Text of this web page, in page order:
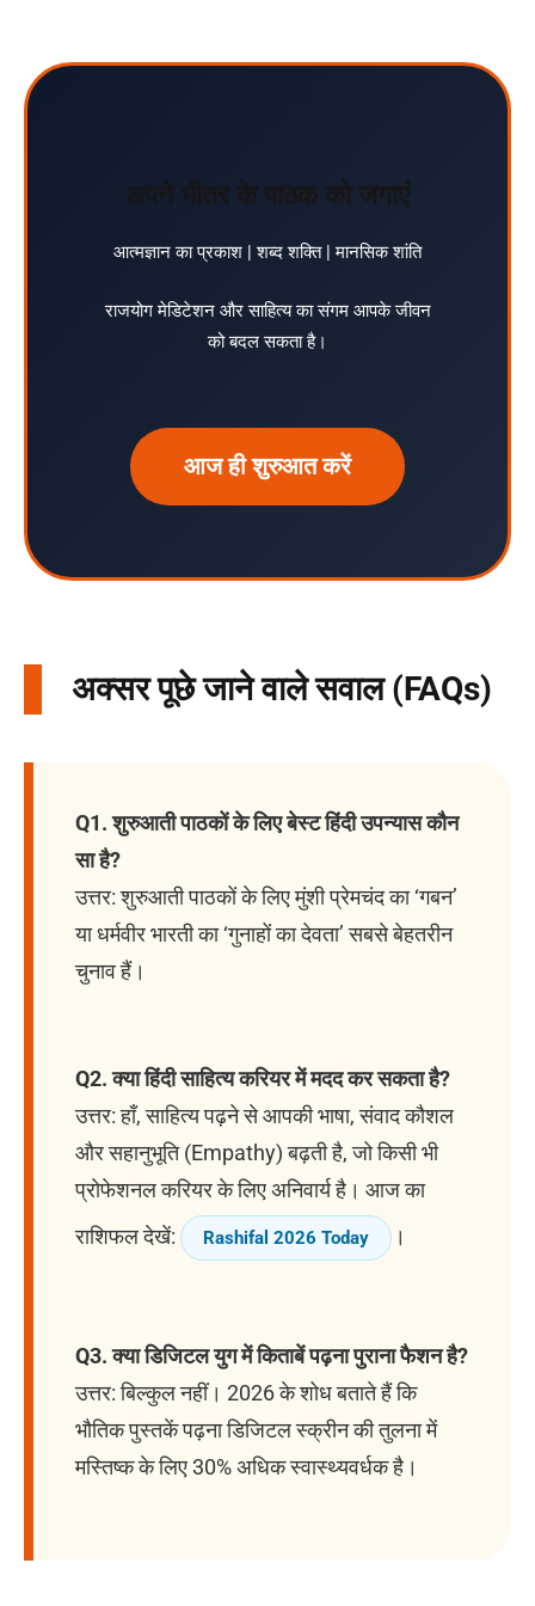
अपने भीतर के पाठक को जगाएं
आत्मज्ञान का प्रकाश | शब्द शक्ति | मानसिक शांति
राजयोग मेडिटेशन और साहित्य का संगम आपके जीवन
को बदल सकता है।
आज ही शुरुआत करें
अक्सर पूछे जाने वाले सवाल (FAQs)
Q1. शुरुआती पाठकों के लिए बेस्ट हिंदी उपन्यास कौन
सा है?
उत्तर: शुरुआती पाठकों के लिए मुंशी प्रेमचंद का ‘गबन’
या धर्मवीर भारती का ‘गुनाहों का देवता’ सबसे बेहतरीन
चुनाव हैं।
Q2. क्या हिंदी साहित्य करियर में मदद कर सकता है?
उत्तर: हाँ, साहित्य पढ़ने से आपकी भाषा, संवाद कौशल
और सहानुभूति (Empathy) बढ़ती है, जो किसी भी
प्रोफेशनल करियर के लिए अनिवार्य है। आज का
राशिफल देखें:
Rashifal 2026 Today ।
Q3. क्या डिजिटल युग में किताबें पढ़ना पुराना फैशन है?
उत्तर: बिल्कुल नहीं। 2026 के शोध बताते हैं कि
भौतिक पुस्तकें पढ़ना डिजिटल स्क्रीन की तुलना में
मस्तिष्क के लिए 30% अधिक स्वास्थ्यवर्धक है।